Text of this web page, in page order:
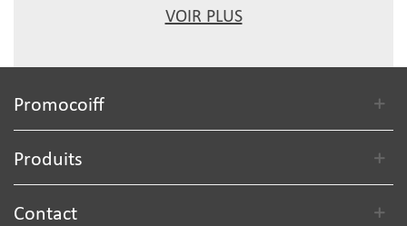
VOIR PLUS
Promocoiff
Produits
Contact